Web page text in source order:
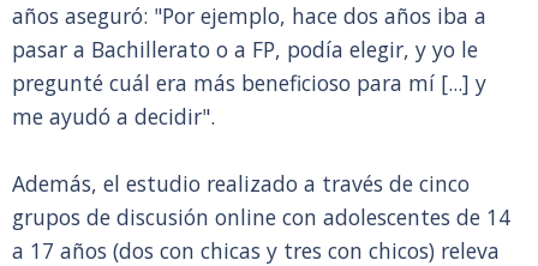
años aseguró: "Por ejemplo, hace dos años iba a
pasar a Bachillerato o a FP, podía elegir, y yo le
pregunté cuál era más beneficioso para mí [...] y
me ayudó a decidir".
Además, el estudio realizado a través de cinco
grupos de discusión online con adolescentes de 14
a 17 años (dos con chicas y tres con chicos) releva